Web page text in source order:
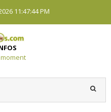
11:47:45 PM